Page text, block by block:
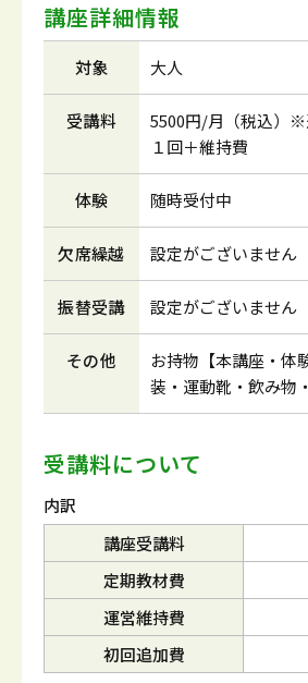
講座詳細情報
対象 大人
受講料
5500円/月（税込）
１回＋維持費
体験 随時受付中
欠席繰越 設定がございません
振替受講 設定がございません
その他
お持物【本講座・体
装・運動靴・飲み物
受講料について
内訳
講座受講料
定期教材費
運営維持費
初回追加費